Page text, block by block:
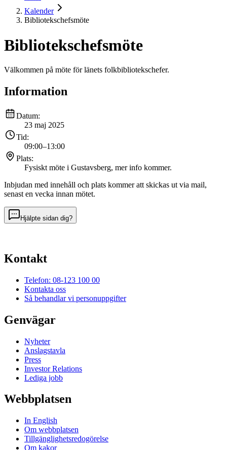
Kalender
Bibliotekschefsmöte
Bibliotekschefsmöte
Välkommen på möte för länets folkbibliotekschefer.
Information
Datum:
23 maj 2025
Tid:
09:00–13:00
Plats:
Fysiskt möte i Gustavsberg, mer info kommer.
Inbjudan med innehåll och plats kommer att skickas ut via mail,
senast en vecka innan mötet.
Hjälpte sidan dig?
Kontakt
Telefon: 08-123 100 00
Kontakta oss
Så behandlar vi personuppgifter
Genvägar
Nyheter
Anslagstavla
Press
Investor Relations
Lediga jobb
Webbplatsen
In English
Om webbplatsen
Tillgänglighetsredogörelse
Om kakor